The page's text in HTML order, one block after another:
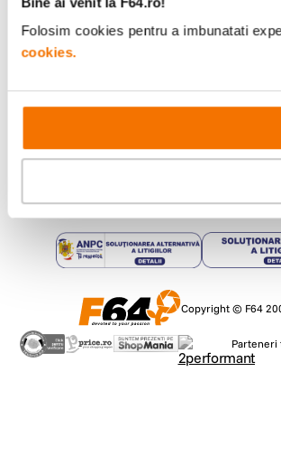
Folosim cookies pentru a imbunatati
cookies.
Comenzi si suport
+40 21 270 0050
Showroom
Copyright © F64
Parteneri